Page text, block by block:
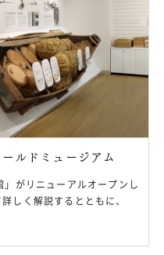
ルドミュージアム
がリニューアルオープンし
しく解説するとともに、